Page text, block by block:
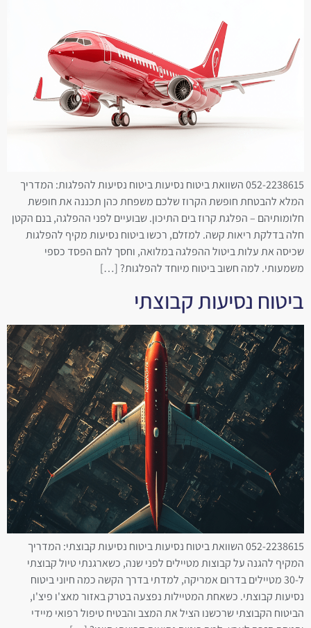
052-2238615 השוואת ביטוח נסיעות ביטוח נסיעות להפלגות: המדריך
המלא להבטחת חופשת הקרוז שלכם משפחת כהן תכננה את חופשת
חלומותיהם – הפלגת קרוז בים התיכון. שבועיים לפני ההפלגה, בנם הקטן
חלה בדלקת ריאות קשה. למזלם, רכשו ביטוח נסיעות מקיף להפלגות
שכיסה את עלות ביטול ההפלגה במלואה, וחסך להם הפסד כספי
משמעותי. למה חשוב ביטוח מיוחד להפלגות? […]
ביטוח נסיעות קבוצתי
052-2238615 השוואת ביטוח נסיעות ביטוח נסיעות קבוצתי: המדריך
המקיף להגנה על קבוצות מטיילים לפני שנה, כשארגנתי טיול קבוצתי
ל-30 מטיילים בדרום אמריקה, למדתי בדרך הקשה כמה חיוני ביטוח
נסיעות קבוצתי. כשאחת המטיילות נפצעה בטרק באזור מאצ'ו פיצ'ו,
הביטוח הקבוצתי שרכשנו הציל את המצב והבטיח טיפול רפואי מיידי